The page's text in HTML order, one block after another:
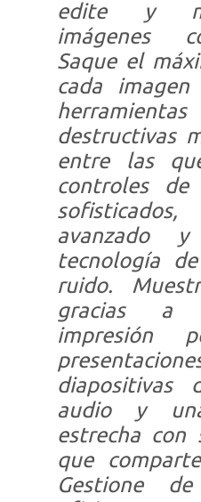
edite y
imágenes
Saque el
cada
destructivas
entre las
controles
avanzado
tecnología
ruido.
gracias a
impresión
diapositivas
audio y
estrecha con
que
Gestione